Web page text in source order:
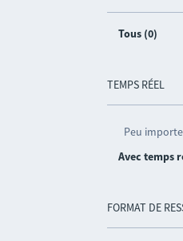
Tous (0)
TEMPS RÉEL
Peu
Avec temps
FORMAT DE